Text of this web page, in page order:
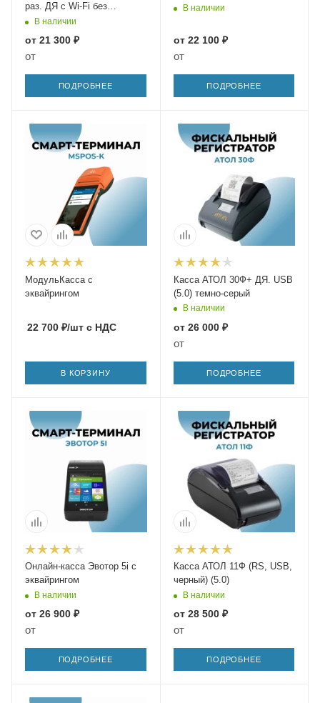
раз. ДЯ c Wi-Fi без
автоотрезчика
В наличии
от 21 300 ₽
от
ПОДРОБНЕЕ
В наличии
от 22 100 ₽
от
ПОДРОБНЕЕ
МодульКасса с
эквайрингом
22 700 ₽/шт с НДС
В КОРЗИНУ
Касса АТОЛ 30Ф+ ДЯ. USB
(5.0) темно-серый
В наличии
от 26 000 ₽
от
ПОДРОБНЕЕ
Онлайн-касса Эвотор 5i с
эквайрингом
В наличии
от 26 900 ₽
от
ПОДРОБНЕЕ
Касса АТОЛ 11Ф (RS, USB,
черный) (5.0)
В наличии
от 28 500 ₽
от
ПОДРОБНЕЕ